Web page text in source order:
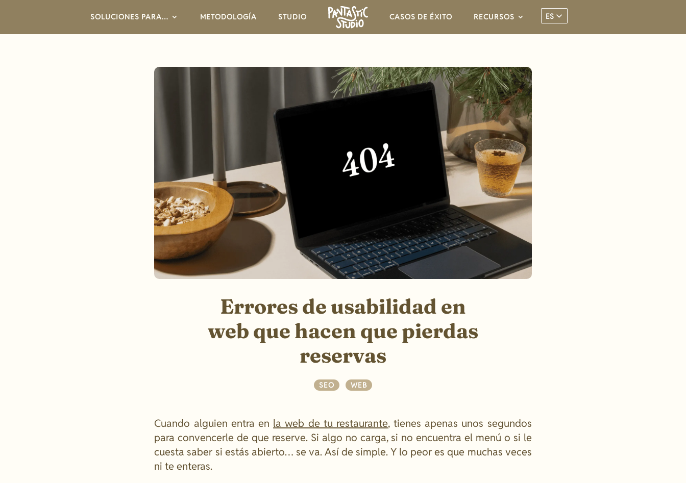
SOLUCIONES PARA… METODOLOGÍA STUDIO CASOS DE ÉXITO RECURSOS ES
Errores de usabilidad en
web que hacen que pierdas
reservas
SEO WEB
Cuando alguien entra en la web de tu restaurante, tienes apenas unos segundos
para convencerle de que reserve. Si algo no carga, si no encuentra el menú o si le
cuesta saber si estás abierto… se va. Así de simple. Y lo peor es que muchas veces
ni te enteras.